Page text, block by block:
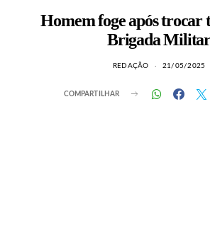
Homem foge após trocar
Brigada Militar
REDAÇÃO 21/05/2025
COMPARTILHAR